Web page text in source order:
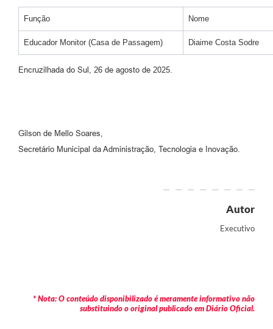
Relatório Ouvidoria 2022
Relatório Ouvidoria 2024
Galeria de Fotos
Função Nome
Educador Monitor (Casa de Passagem) Diaime Costa Sodre
Encruzilhada do Sul, 26 de agosto de 2025.
Gilson de Mello Soares,
Secretário Municipal da Administração, Tecnologia e Inovação.
Autor
Executivo
* Nota: O conteúdo disponibilizado é meramente informativo não
substituindo o original publicado em Diário Oficial.